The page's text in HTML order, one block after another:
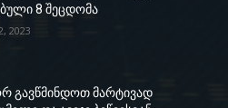
8 შეცდომა
2023
გავწმინდოთ მარტივად